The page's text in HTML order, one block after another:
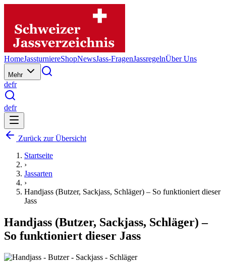
HomeJassturniereShopNewsJass-FragenJassregelnÜber Uns
Mehr
defr
defr
Zurück zur Übersicht
Startseite
›
Jassarten
›
Handjass (Butzer, Sackjass, Schläger) – So funktioniert dieser
Jass
Handjass (Butzer, Sackjass, Schläger) –
So funktioniert dieser Jass